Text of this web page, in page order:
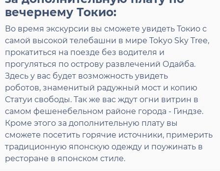
вечернему Токио:
Во время экскурсии вы сможете увидеть Токио с
самой высокой телебашни в мире Tokyo Sky Tree,
прокатиться на поезде без водителя и
прогуляться по острову развлечений Одайба.
Здесь у вас будет возможность увидеть
роботов, знаменитый радужный мост и копию
Статуи свободы. Так же вас ждут огни витрин в
самом фешенебельном районе города - Гиндзе.
Кроме этого за дополнительную плату вы
сможете посетить горячие источники, примерить
традиционную японскую одежду и поужинать в
ресторане в японском стиле.